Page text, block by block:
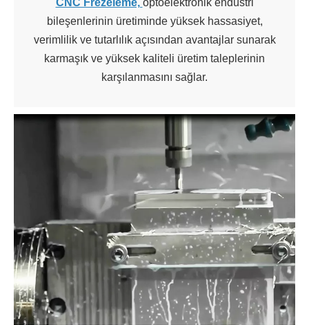
bileşenlerinin üretiminde yüksek hassasiyet,
verimlilik ve tutarlılık açısından avantajlar sunarak
karmaşık ve yüksek kaliteli üretim taleplerinin
karşılanmasını sağlar.